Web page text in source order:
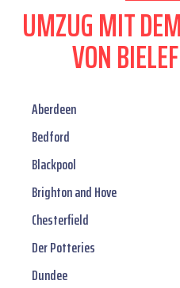
UMZUG MIT
VON
Aberdeen
Bedford
Blackpool
Brighton and Hove
Chesterfield
Der Potteries
Dundee